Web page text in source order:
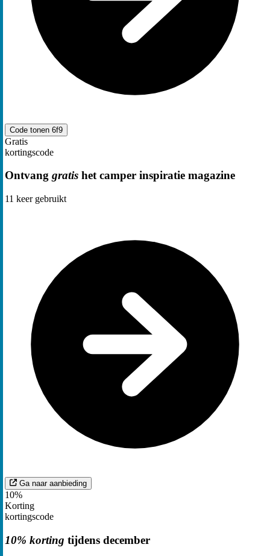
Code tonen 6f9
Gratis
kortingscode
Ontvang gratis het camper inspiratie magazine
11 keer gebruikt
Ga naar aanbieding
10%
Korting
kortingscode
10% korting tijdens december